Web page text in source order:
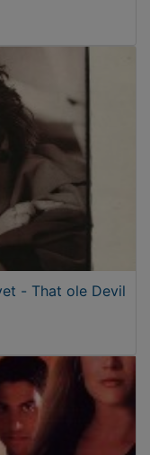
- That ole Devil